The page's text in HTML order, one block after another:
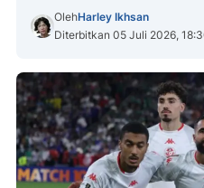
OlehHarley Ikhsan
Diterbitkan 05 Juli 2026,